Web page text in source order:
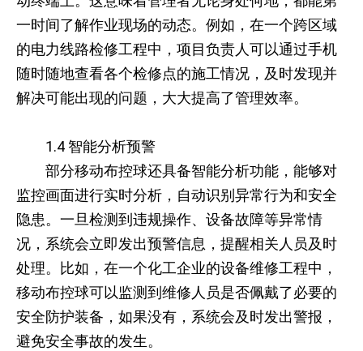
一时间了解作业现场的动态。例如，在一个跨区域
的电力线路检修工程中，项目负责人可以通过手机
随时随地查看各个检修点的施工情况，及时发现并
解决可能出现的问题，大大提高了管理效率。
1.4 智能分析预警
部分移动布控球还具备智能分析功能，能够对
监控画面进行实时分析，自动识别异常行为和安全
隐患。一旦检测到违规操作、设备故障等异常情
况，系统会立即发出预警信息，提醒相关人员及时
处理。比如，在一个化工企业的设备维修工程中，
移动布控球可以监测到维修人员是否佩戴了必要的
安全防护装备，如果没有，系统会及时发出警报，
避免安全事故的发生。